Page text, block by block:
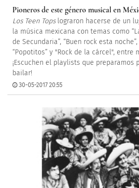
Pioneros de este género musical en
Los Teen Tops lograron hacerse de un
la música mexicana con temas como
de Secundaria”, “Buen rock esta noche”,
“Popotitos” y "Rock de la cárcel", entre
¡Escuchen el playlists que preparamos
bailar!
30-05-2017 20:55